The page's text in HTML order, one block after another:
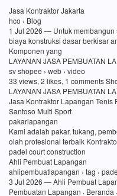
Jasa Kontraktor Jakarta
hco › Blog
1 Jul 2026 — Untuk membangun
biaya konstruksi dasar berkisar
Komponen yang
LAYANAN JASA PEMBUATAN
sv shopee › web › video
33 views, 2 likes, 1 comments
LAYANAN JASA PEMBUATAN
Jasa Kontraktor Lapangan Tenis
Santoso Multi Sport
pakarlapangan
Kami adalah pakar, tukang,
olah profesional terbaik
padel court construction
Ahli Pembuat Lapangan
ahlipembuatlapangan › tag ›
3 Jul 2026 — Ahli Pembuat
Pembuatan Lapangan · Beranda